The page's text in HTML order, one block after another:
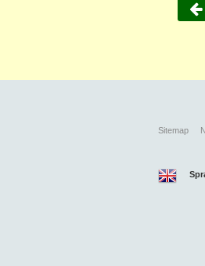
Sitemap